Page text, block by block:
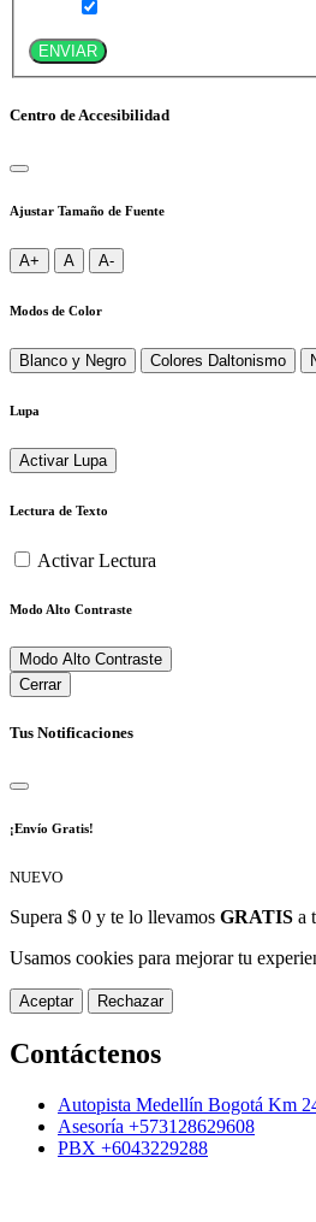
ENVIAR
Centro de Accesibilidad
Ajustar Tamaño de Fuente
A+ A A-
Modos de Color
Blanco y Negro Colores Daltonismo
Lupa
Activar Lupa
Lectura de Texto
Activar Lectura
Modo Alto Contraste
Modo Alto Contraste
Cerrar
Tus Notificaciones
¡Envío Gratis!
NUEVO
Supera $ 0 y te lo llevamos GRATIS a
Usamos cookies para mejorar tu
Aceptar Rechazar
Contáctenos
Autopista Medellín Bogotá Km
Asesoría +573128629608
PBX +6043229288